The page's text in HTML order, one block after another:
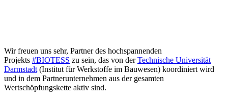
Wir freuen uns sehr, Partner des hochspannenden
Projekts #BIOTESS zu sein, das von derTechnische Universität
Darmstadt (Institut für Werkstoffe im Bauwesen) koordiniert wird
und in dem Partnerunternehmen aus der gesamten
Wertschöpfungskette aktiv sind.